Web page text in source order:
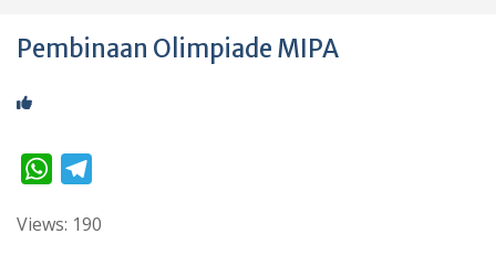
Pembinaan Olimpiade MIPA
W
a
l
Views: 190